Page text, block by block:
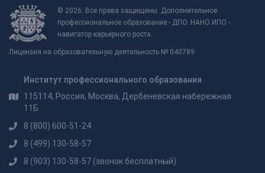
© 2026. Все права защищены. Дополнительное
профессиональное образование - ДПО. НАНО ИПО -
навигатор карьерного роста.
Лицензия на образовательную деятельность № 040789
Институт профессионального образования
115114, Россия, Москва, Дербеневская набережная
11Б
8 (800) 600-51-24
8 (499) 130-58-57
8 (903) 130-58-57 (звонок бесплатный)